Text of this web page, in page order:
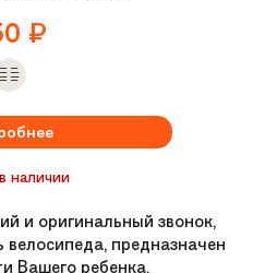
₽
наличии
и оригинальный звонок,
велосипеда, предназначен
Вашего ребенка.